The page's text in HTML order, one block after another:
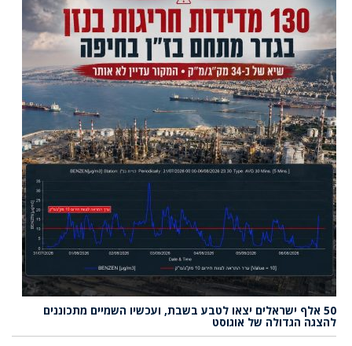
50 אלף ישראלים יצאו לטבע בשבת, ועכשיו השמיים מתכוננים
להצגה הגדולה של אוגוסט